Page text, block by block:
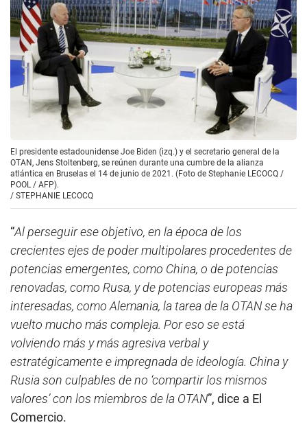
El presidente estadounidense Joe Biden (izq.) y el secretario general de la
OTAN, Jens Stoltenberg, se reúnen durante una cumbre de la alianza
atlántica en Bruselas el 14 de junio de 2021. (Foto de Stephanie LECOCQ /
POOL / AFP).
/ STEPHANIE LECOCQ
“Al perseguir ese objetivo, en la época de los
crecientes ejes de poder multipolares procedentes de
potencias emergentes, como China, o de potencias
renovadas, como Rusa, y de potencias europeas más
interesadas, como Alemania, la tarea de la OTAN se ha
vuelto mucho más compleja. Por eso se está
volviendo más y más agresiva verbal y
estratégicamente e impregnada de ideología. China y
Rusia son culpables de no ‘compartir los mismos
valores’ con los miembros de la OTAN”, dice a El
Comercio.